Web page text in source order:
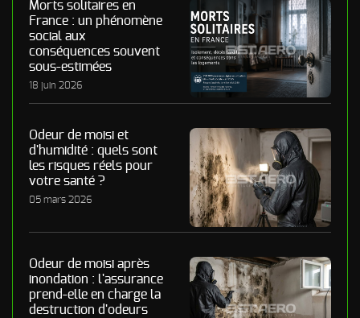
Morts solitaires en
France : un phénomène
social aux
conséquences souvent
sous-estimées
18 juin 2026
Odeur de moisi et
d'humidité : quels sont
les risques réels pour
votre santé ?
05 mars 2026
Odeur de moisi après
inondation : l'assurance
prend-elle en charge la
destruction d'odeurs